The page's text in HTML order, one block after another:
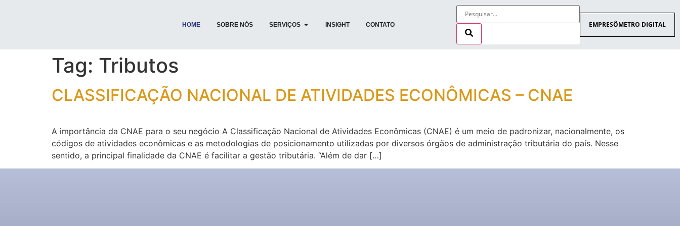
HOME SOBRE NÓS SERVIÇOS INSIGHT CONTATO EMPRESÔMETRO DIGITAL
Tag: Tributos
CLASSIFICAÇÃO NACIONAL DE ATIVIDADES ECONÔMICAS – CNAE
A importância da CNAE para o seu negócio A Classificação Nacional de Atividades Econômicas (CNAE) é um meio de padronizar, nacionalmente, os
códigos de atividades econômicas e as metodologias de posicionamento utilizadas por diversos órgãos de administração tributária do país. Nesse
sentido, a principal finalidade da CNAE é facilitar a gestão tributária. “Além de dar […]